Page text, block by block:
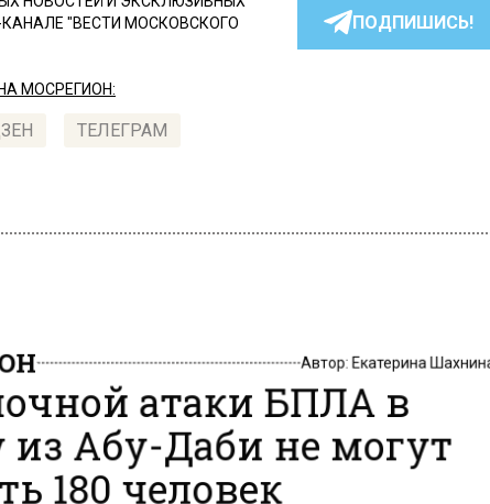
"ВЕСТИ МОСКОВСКОГО
ПОДПИШИСЬ!
МОСРЕГИОН:
ТЕЛЕГРАМ
атаки БПЛА в
Абу-Даби не могут
180 человек